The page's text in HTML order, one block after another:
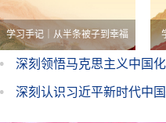
学习手记｜从半条被子到幸福
日子
深刻领悟马克思主义中国
快推进区域中心化进程的
深刻认识习近平新时代中
了马克思主义中国化时代